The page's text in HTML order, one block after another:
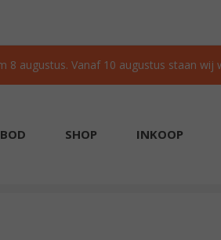
augustus. Vanaf 10 augustus staan wij
SHOP INKOOP